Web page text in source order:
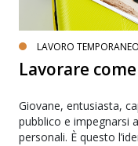
LAVORO
Lavorare
Giovane, entusiasta,
pubblico e impegnarsi
personali. È questo